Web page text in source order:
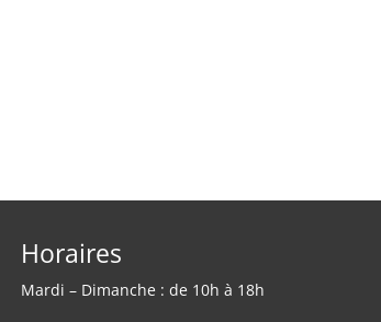
Horaires
Mardi – Dimanche : de 10h à 18h